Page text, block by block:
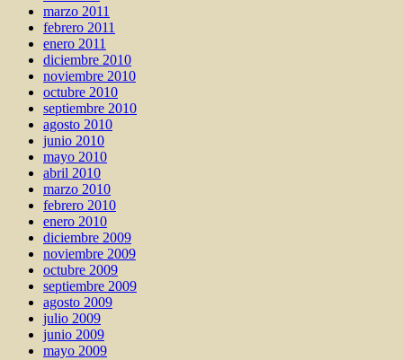
marzo 2011
febrero 2011
enero 2011
diciembre 2010
noviembre 2010
octubre 2010
septiembre 2010
agosto 2010
junio 2010
mayo 2010
abril 2010
marzo 2010
febrero 2010
enero 2010
diciembre 2009
noviembre 2009
octubre 2009
septiembre 2009
agosto 2009
julio 2009
junio 2009
mayo 2009